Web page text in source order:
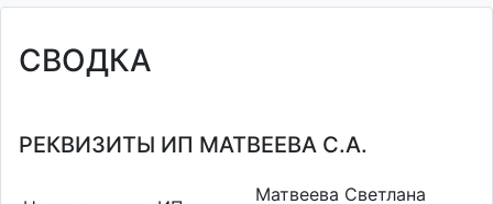
СВОДКА
РЕКВИЗИТЫ ИП МАТВЕЕВА С.А.
Матвеева Светлана